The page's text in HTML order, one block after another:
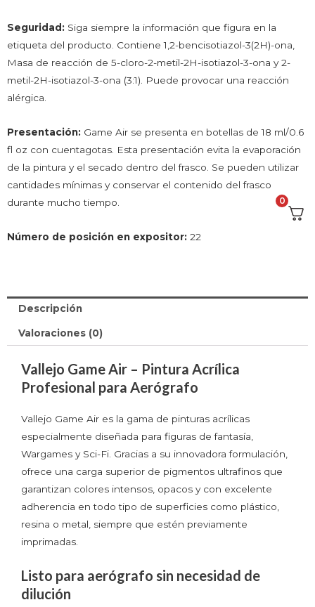
Seguridad: Siga siempre la información que figura en la
etiqueta del producto. Contiene 1,2-bencisotiazol-3(2H)-ona,
Masa de reacción de 5-cloro-2-metil-2H-isotiazol-3-ona y 2-
metil-2H-isotiazol-3-ona (3:1). Puede provocar una reacción
alérgica.
Presentación: Game Air se presenta en botellas de 18 ml/0.6
fl oz con cuentagotas. Esta presentación evita la evaporación
de la pintura y el secado dentro del frasco. Se pueden utilizar
cantidades mínimas y conservar el contenido del frasco
durante mucho tiempo.
Número de posición en expositor: 22
Descripción
Valoraciones (0)
Vallejo Game Air – Pintura Acrílica
Profesional para Aerógrafo
Vallejo Game Air es la gama de pinturas acrílicas
especialmente diseñada para figuras de fantasía,
Wargames y Sci-Fi. Gracias a su innovadora formulación,
ofrece una carga superior de pigmentos ultrafinos que
garantizan colores intensos, opacos y con excelente
adherencia en todo tipo de superficies como plástico,
resina o metal, siempre que estén previamente
imprimadas.
Listo para aerógrafo sin necesidad de
dilución
0